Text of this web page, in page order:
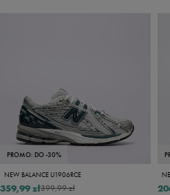
PROMO: DO -30%
NEW BALANCE U1906RCE
399,99 zł
359,99 zł